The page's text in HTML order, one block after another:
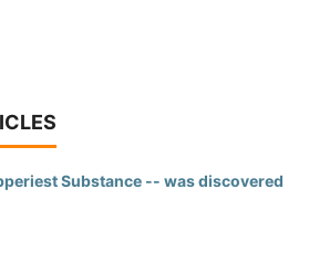
Substance -- was discovered